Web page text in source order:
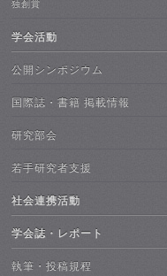
独創賞
学会活動
公開シンポジウム
国際誌・書籍 掲載情報
研究部会
若手研究者支援
社会連携活動
学会誌・レポート
執筆・投稿規程